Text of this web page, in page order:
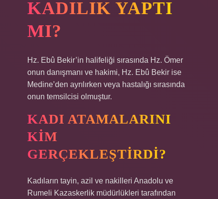
KADILIK YAPTI
MI?
Hz. Ebû Bekir’in halifeliği sırasında Hz. Ömer
onun danışmanı ve hakimi, Hz. Ebû Bekir ise
Medine’den ayrılırken veya hastalığı sırasında
onun temsilcisi olmuştur.
KADI ATAMALARINI
KIM
GERÇEKLEŞTIRDI?
Kadıların tayin, azil ve nakilleri Anadolu ve
Rumeli Kazaskerlik müdürlükleri tarafından